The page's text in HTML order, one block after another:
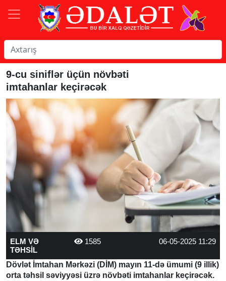
9-cu siniflər üçün növbəti
imtahanlar keçirəcək
ELM VƏ
TƏHSİL
1585 06-05-2025 11:29
Dövlət İmtahan Mərkəzi (DİM) mayın 11-də ümumi (9 illik)
orta təhsil səviyyəsi üzrə növbəti imtahanlar keçirəcək.